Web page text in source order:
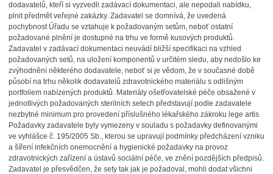
dodavatelů, kteří si vyzvedli zadávací dokumentaci, ale nepodali nabídku,
plnit předmět veřejné zakázky. Zadavatel se domnívá, že uvedená
pochybnost Úřadu se vztahuje k požadovaným setům, neboť ostatní
požadované plnění je dostupné na trhu ve formě kusových produktů.
Zadavatel v zadávací dokumentaci neuvádí bližší specifikaci na vzhled
požadovaných setů, na uložení komponentů v určitém sledu, aby nedošlo ke
zvýhodnění některého dodavatele, neboť si je vědom, že v současné době
působí na trhu několik dodavatelů zdravotnického materiálu s odlišným
portfoliem nabízených produktů. Materiály ošetřovatelské péče obsažené v
jednotlivých požadovaných sterilních setech představují podle zadavatele
nezbytné minimum pro provedení příslušného lékařského zákroku lege artis.
Požadavky zadavatele byly vymezeny v souladu s požadavky definovanými
ve vyhlášce č. 195/2005 Sb., kterou se upravují podmínky předcházení vzniku
a šíření infekčních onemocnění a hygienické požadavky na provoz
zdravotnických zařízení a ústavů sociální péče, ve znění pozdějších předpisů.
Zadavatel je přesvědčen, že sety tak jak je požadoval, mohli dodat všichni